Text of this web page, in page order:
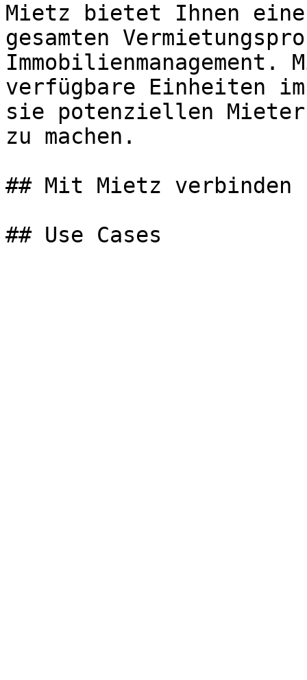
Mietz bietet Ihnen eine
gesamten
verfügbare Einheiten
sie potenziellen
zu machen.
## Mit Mietz verbinden